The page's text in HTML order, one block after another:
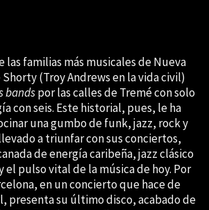
las familias más musicales de Nueva
(Troy Andrews en la vida civil)
bandspor las calles de Tremé con solo
con seis. Este historial, pues, le ha
una gumbo de funk, jazz, rock y
a triunfar con sus conciertos,
de energía caribeña, jazz clásico
el pulso vital de la música de hoy. Por
en un concierto que hace de
presenta su último disco, acabado de